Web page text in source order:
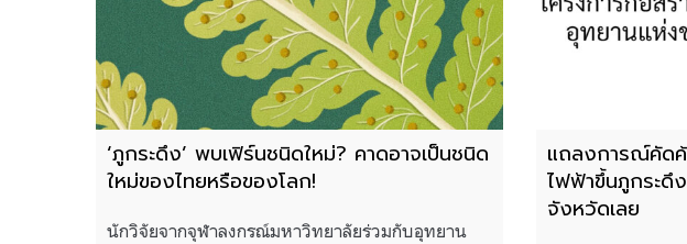
‘ภูกระดึง’ พบเฟิร์นชนิดใหม่? คาดอาจเป็นชนิด
ใหม่ของไทยหรือของโลก!
นักวิจัยจากจุฬาลงกรณ์มหาวิทยาลัยร่วมกับอุทยาน
แถลงการณ์คัดค้
ไฟฟ้าขึ้นภูกระดึ
จังหวัดเลย